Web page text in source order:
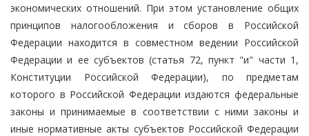
экономических отношений. При этом установление общих
принципов налогообложения и сборов в Российской
Федерации находится в совместном ведении Российской
Федерации и ее субъектов (статья 72, пункт "и" части 1,
Конституции Российской Федерации), по предметам
которого в Российской Федерации издаются федеральные
законы и принимаемые в соответствии с ними законы и
иные нормативные акты субъектов Российской Федерации